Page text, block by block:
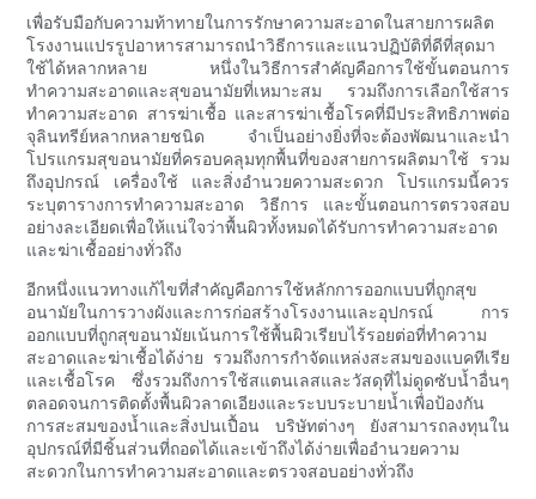
เพื่อรับมือกับความท้าทายในการรักษาความสะอาดในสายการผลิต
โรงงานแปรรูปอาหารสามารถนำวิธีการและแนวปฏิบัติที่ดีที่สุดมา
ใช้ได้หลากหลาย หนึ่งในวิธีการสำคัญคือการใช้ขั้นตอนการ
ทำความสะอาดและสุขอนามัยที่เหมาะสม รวมถึงการเลือกใช้สาร
ทำความสะอาด สารฆ่าเชื้อ และสารฆ่าเชื้อโรคที่มีประสิทธิภาพต่อ
จุลินทรีย์หลากหลายชนิด จำเป็นอย่างยิ่งที่จะต้องพัฒนาและนำ
โปรแกรมสุขอนามัยที่ครอบคลุมทุกพื้นที่ของสายการผลิตมาใช้ รวม
ถึงอุปกรณ์ เครื่องใช้ และสิ่งอำนวยความสะดวก โปรแกรมนี้ควร
ระบุตารางการทำความสะอาด วิธีการ และขั้นตอนการตรวจสอบ
อย่างละเอียดเพื่อให้แน่ใจว่าพื้นผิวทั้งหมดได้รับการทำความสะอาด
และฆ่าเชื้ออย่างทั่วถึง
อีกหนึ่งแนวทางแก้ไขที่สำคัญคือการใช้หลักการออกแบบที่ถูกสุข
อนามัยในการวางผังและการก่อสร้างโรงงานและอุปกรณ์ การ
ออกแบบที่ถูกสุขอนามัยเน้นการใช้พื้นผิวเรียบไร้รอยต่อที่ทำความ
สะอาดและฆ่าเชื้อได้ง่าย รวมถึงการกำจัดแหล่งสะสมของแบคทีเรีย
และเชื้อโรค ซึ่งรวมถึงการใช้สแตนเลสและวัสดุที่ไม่ดูดซับน้ำอื่นๆ
ตลอดจนการติดตั้งพื้นผิวลาดเอียงและระบบระบายน้ำเพื่อป้องกัน
การสะสมของน้ำและสิ่งปนเปื้อน บริษัทต่างๆ ยังสามารถลงทุนใน
อุปกรณ์ที่มีชิ้นส่วนที่ถอดได้และเข้าถึงได้ง่ายเพื่ออำนวยความ
สะดวกในการทำความสะอาดและตรวจสอบอย่างทั่วถึง